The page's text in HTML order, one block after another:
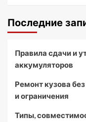
Последние
Правила сдачи и
аккумуляторов
Ремонт кузова
и ограничения
Типы,